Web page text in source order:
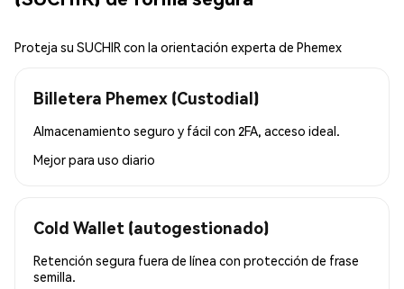
Proteja su SUCHIR con la orientación experta de Phemex
Billetera Phemex (Custodial)
Almacenamiento seguro y fácil con 2FA, acceso ideal.
Mejor para uso diario
Cold Wallet (autogestionado)
Retención segura fuera de línea con protección de frase
semilla.